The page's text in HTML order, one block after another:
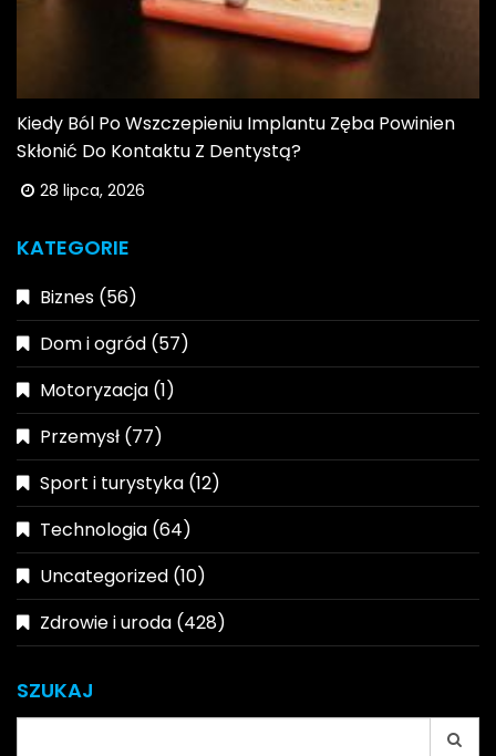
Kiedy Ból Po Wszczepieniu Implantu Zęba Powinien
Skłonić Do Kontaktu Z Dentystą?
28 lipca, 2026
KATEGORIE
Biznes (56)
Dom i ogród (57)
Motoryzacja (1)
Przemysł (77)
Sport i turystyka (12)
Technologia (64)
Uncategorized (10)
Zdrowie i uroda (428)
SZUKAJ